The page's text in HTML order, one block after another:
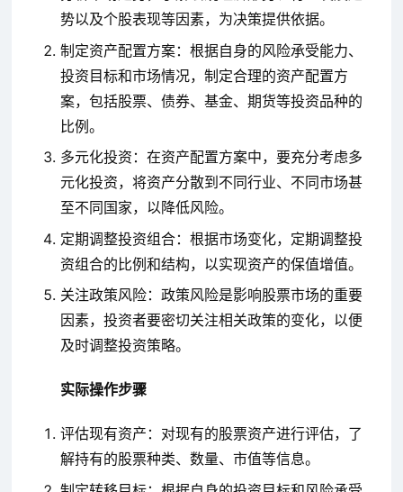
势以及个股表现等因素，为决策提供依据。
制定资产配置方案：根据自身的风险承受能力、
投资目标和市场情况，制定合理的资产配置方
案，包括股票、债券、基金、期货等投资品种的
比例。
多元化投资：在资产配置方案中，要充分考虑多
元化投资，将资产分散到不同行业、不同市场甚
至不同国家，以降低风险。
定期调整投资组合：根据市场变化，定期调整投
资组合的比例和结构，以实现资产的保值增值。
关注政策风险：政策风险是影响股票市场的重要
因素，投资者要密切关注相关政策的变化，以便
及时调整投资策略。
实际操作步骤
评估现有资产：对现有的股票资产进行评估，了
解持有的股票种类、数量、市值等信息。